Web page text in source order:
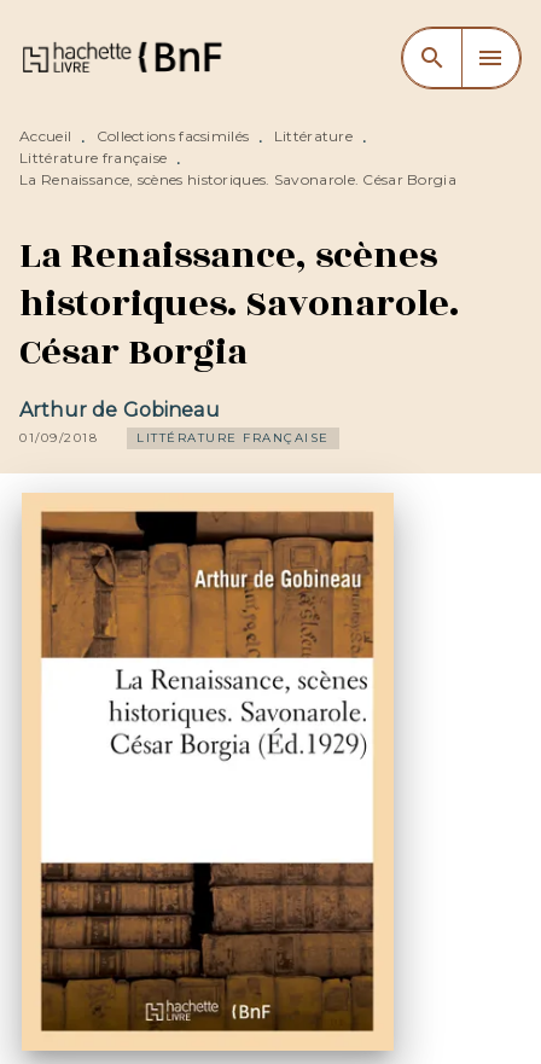
MENU RECHERCHE
CONTENU
search menu
Accueil • Collections facsimilés • Littérature •
Littérature française •
La Renaissance, scènes historiques. Savonarole. César Borgia
La Renaissance, scènes
historiques. Savonarole.
César Borgia
Arthur de Gobineau
01/09/2018 LITTÉRATURE FRANÇAISE